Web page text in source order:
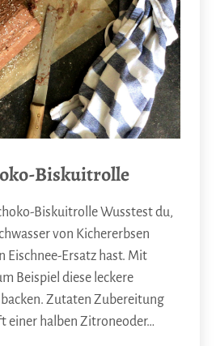
Biskuitrolle
Biskuitrolle Wusstest du,
von Kichererbsen
Eischnee-Ersatz hast. Mit
Beispiel diese leckere
Zutaten Zubereitung
einer halben Zitroneoder…